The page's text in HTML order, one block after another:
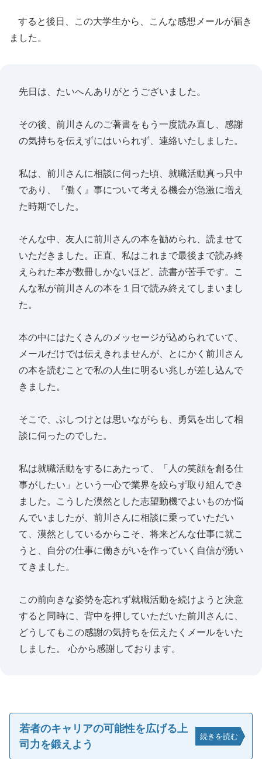
すると後日、この大学生から、こんな感想メールが届き
ました。
先日は、たいへんありがとうございました。
その後、前川さんのご著書をもう一度読み直し、感謝
の気持ちを伝えずにはいられず、連絡いたしました。
私は、前川さんに相談に伺った頃、就職活動真っ只中
であり、『働く』事について考える機会が急激に増え
た時期でした。
そんな中、友人に前川さんの本を勧められ、読ませて
いただきました。正直、私はこれまで最後まで読み終
えられた本が数冊しかないほど、読書が苦手です。こ
んな私が前川さんの本を１日で読み終えてしまいまし
た。
本の中にはたくさんのメッセージが込められていて、
メールだけでは伝えきれませんが、とにかく前川さん
の本を読むことで私の人生に明るい兆しが差し込んで
きました。
そこで、ぶしつけとは思いながらも、勇気を出して相
談に伺ったのでした。
私は就職活動をするにあたって、「人の笑顔を創る仕
事がしたい」という一心で業界を絞らず取り組んでき
ました。こうした漠然とした志望動機でよいものか悩
んでいましたが、前川さんに相談に乗っていただい
て、漠然としているからこそ、将来どんな仕事に就こ
うと、自分の仕事に働きがいを作っていく自信が湧い
てきました。
この前向きな姿勢を忘れず就職活動を続けようと決意
すると同時に、背中を押していただいた前川さんに、
どうしてもこの感謝の気持ちを伝えたくメールをいた
しました。 心から感謝しております。
若者のキャリアの可能性を広げる上
司力を鍛えよう
続きを読む